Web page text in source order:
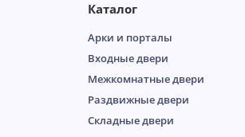
Каталог
Арки и порталы
Входные двери
Межкомнатные двери
Раздвижные двери
Складные двери